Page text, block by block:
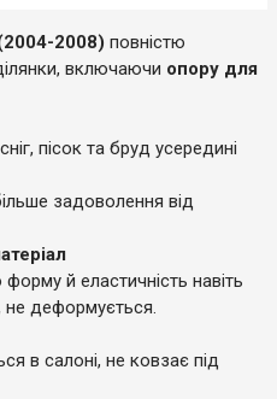
2008) повністю
включаючи опору для
пісок та бруд усередині
задоволення від
й еластичність навіть
не деформується.
в салоні, не ковзає під